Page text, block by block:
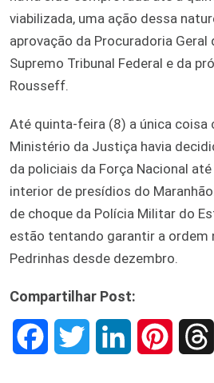
viabilizada, uma ação dessa
aprovação da Procuradoria Geral
Supremo Tribunal Federal e da
Rousseff.
Até quinta-feira (8) a única coisa
Ministério da Justiça havia
da policiais da Força Nacional
interior de presídios do
de choque da Polícia Militar do
estão tentando garantir a ordem
Pedrinhas desde dezembro.
Compartilhar Post: